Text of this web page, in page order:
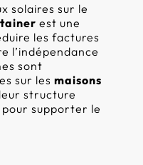
solaires sur le
est une
les factures
l’indépendance
sont
sur lesmaisons
structure
supporter le